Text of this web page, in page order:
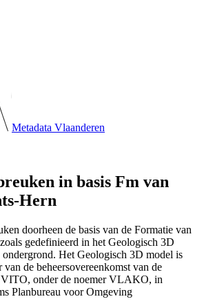
Metadata Vlaanderen
in basis Fm van
Hern
doorheen de basis van de Formatie van
gedefinieerd in het Geologisch 3D
Het Geologisch 3D model is
de beheersovereenkomst van de
VITO, onder de noemer VLAKO, in
Planbureau voor Omgeving